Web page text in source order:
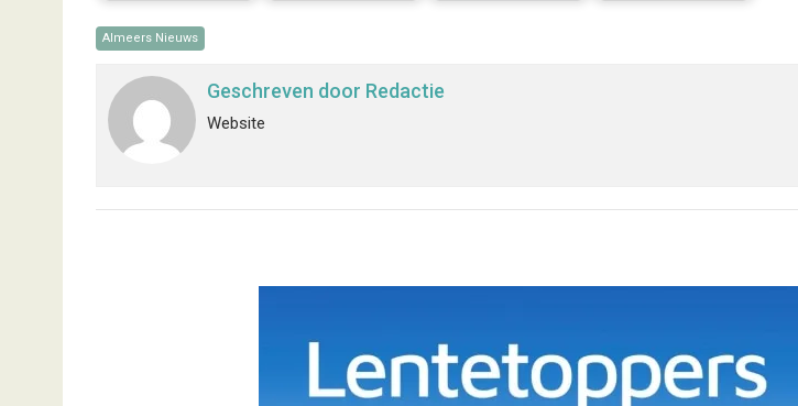
Almeers Nieuws
Geschreven door Redactie
Website